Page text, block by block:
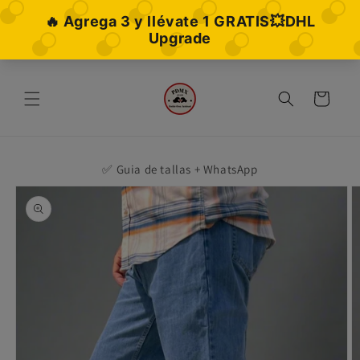
Ir
directamente
al contenido
Carrito
✅ Guia de tallas + WhatsApp
directamente
a la
información